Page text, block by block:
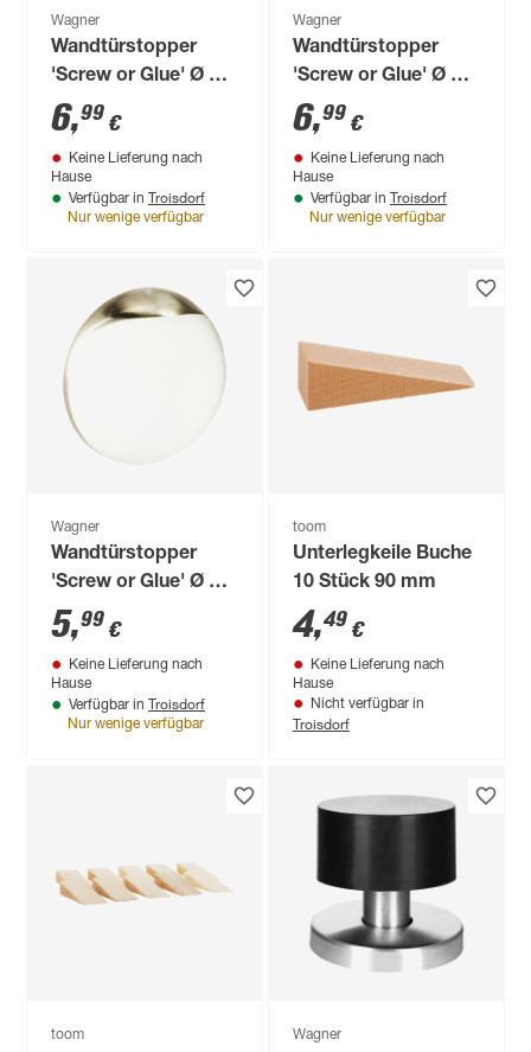
Wagner
Wandtürstopper
'Screw or Glue' Ø 3,8
x 1 cm
6,99 €
Keine Lieferung nach
Hause
Verfügbar in Troisdorf
Nur wenige verfügbar
Wagner
Wandtürstopper
'Screw or Glue' Ø 3,8
x 1,6 cm schwarz
6,99 €
Keine Lieferung nach
Hause
Verfügbar in Troisdorf
Nur wenige verfügbar
Wagner
Wandtürstopper
'Screw or Glue' Ø 3,8
x 1,6 cm weiß
5,99 €
Keine Lieferung nach
Hause
Verfügbar in Troisdorf
Nur wenige verfügbar
toom
Unterlegkeile Buche
10 Stück 90 mm
4,49 €
Keine Lieferung nach
Hause
Nicht verfügbar in
Troisdorf
toom Wagner